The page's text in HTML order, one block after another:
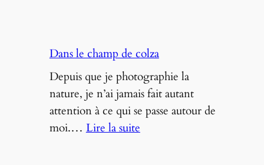
des
Cigognes
noires
Dans le champ de colza
Depuis que je photographie la
nature, je n’ai jamais fait autant
attention à ce qui se passe autour de
moi.… Lire la suite: